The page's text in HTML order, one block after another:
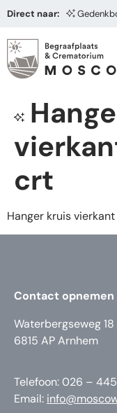
Direct naar:
crt
Hanger kruis
Contact opnemen
Waterbergseweg 18
6815 AP Arnhem
Telefoon: 026 –
Email: